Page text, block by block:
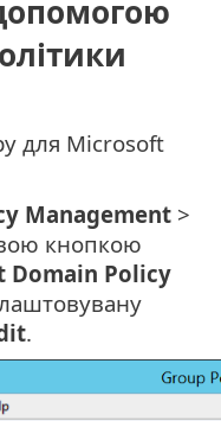
для Microsoft
Management >
кнопкою
Domain Policy
.